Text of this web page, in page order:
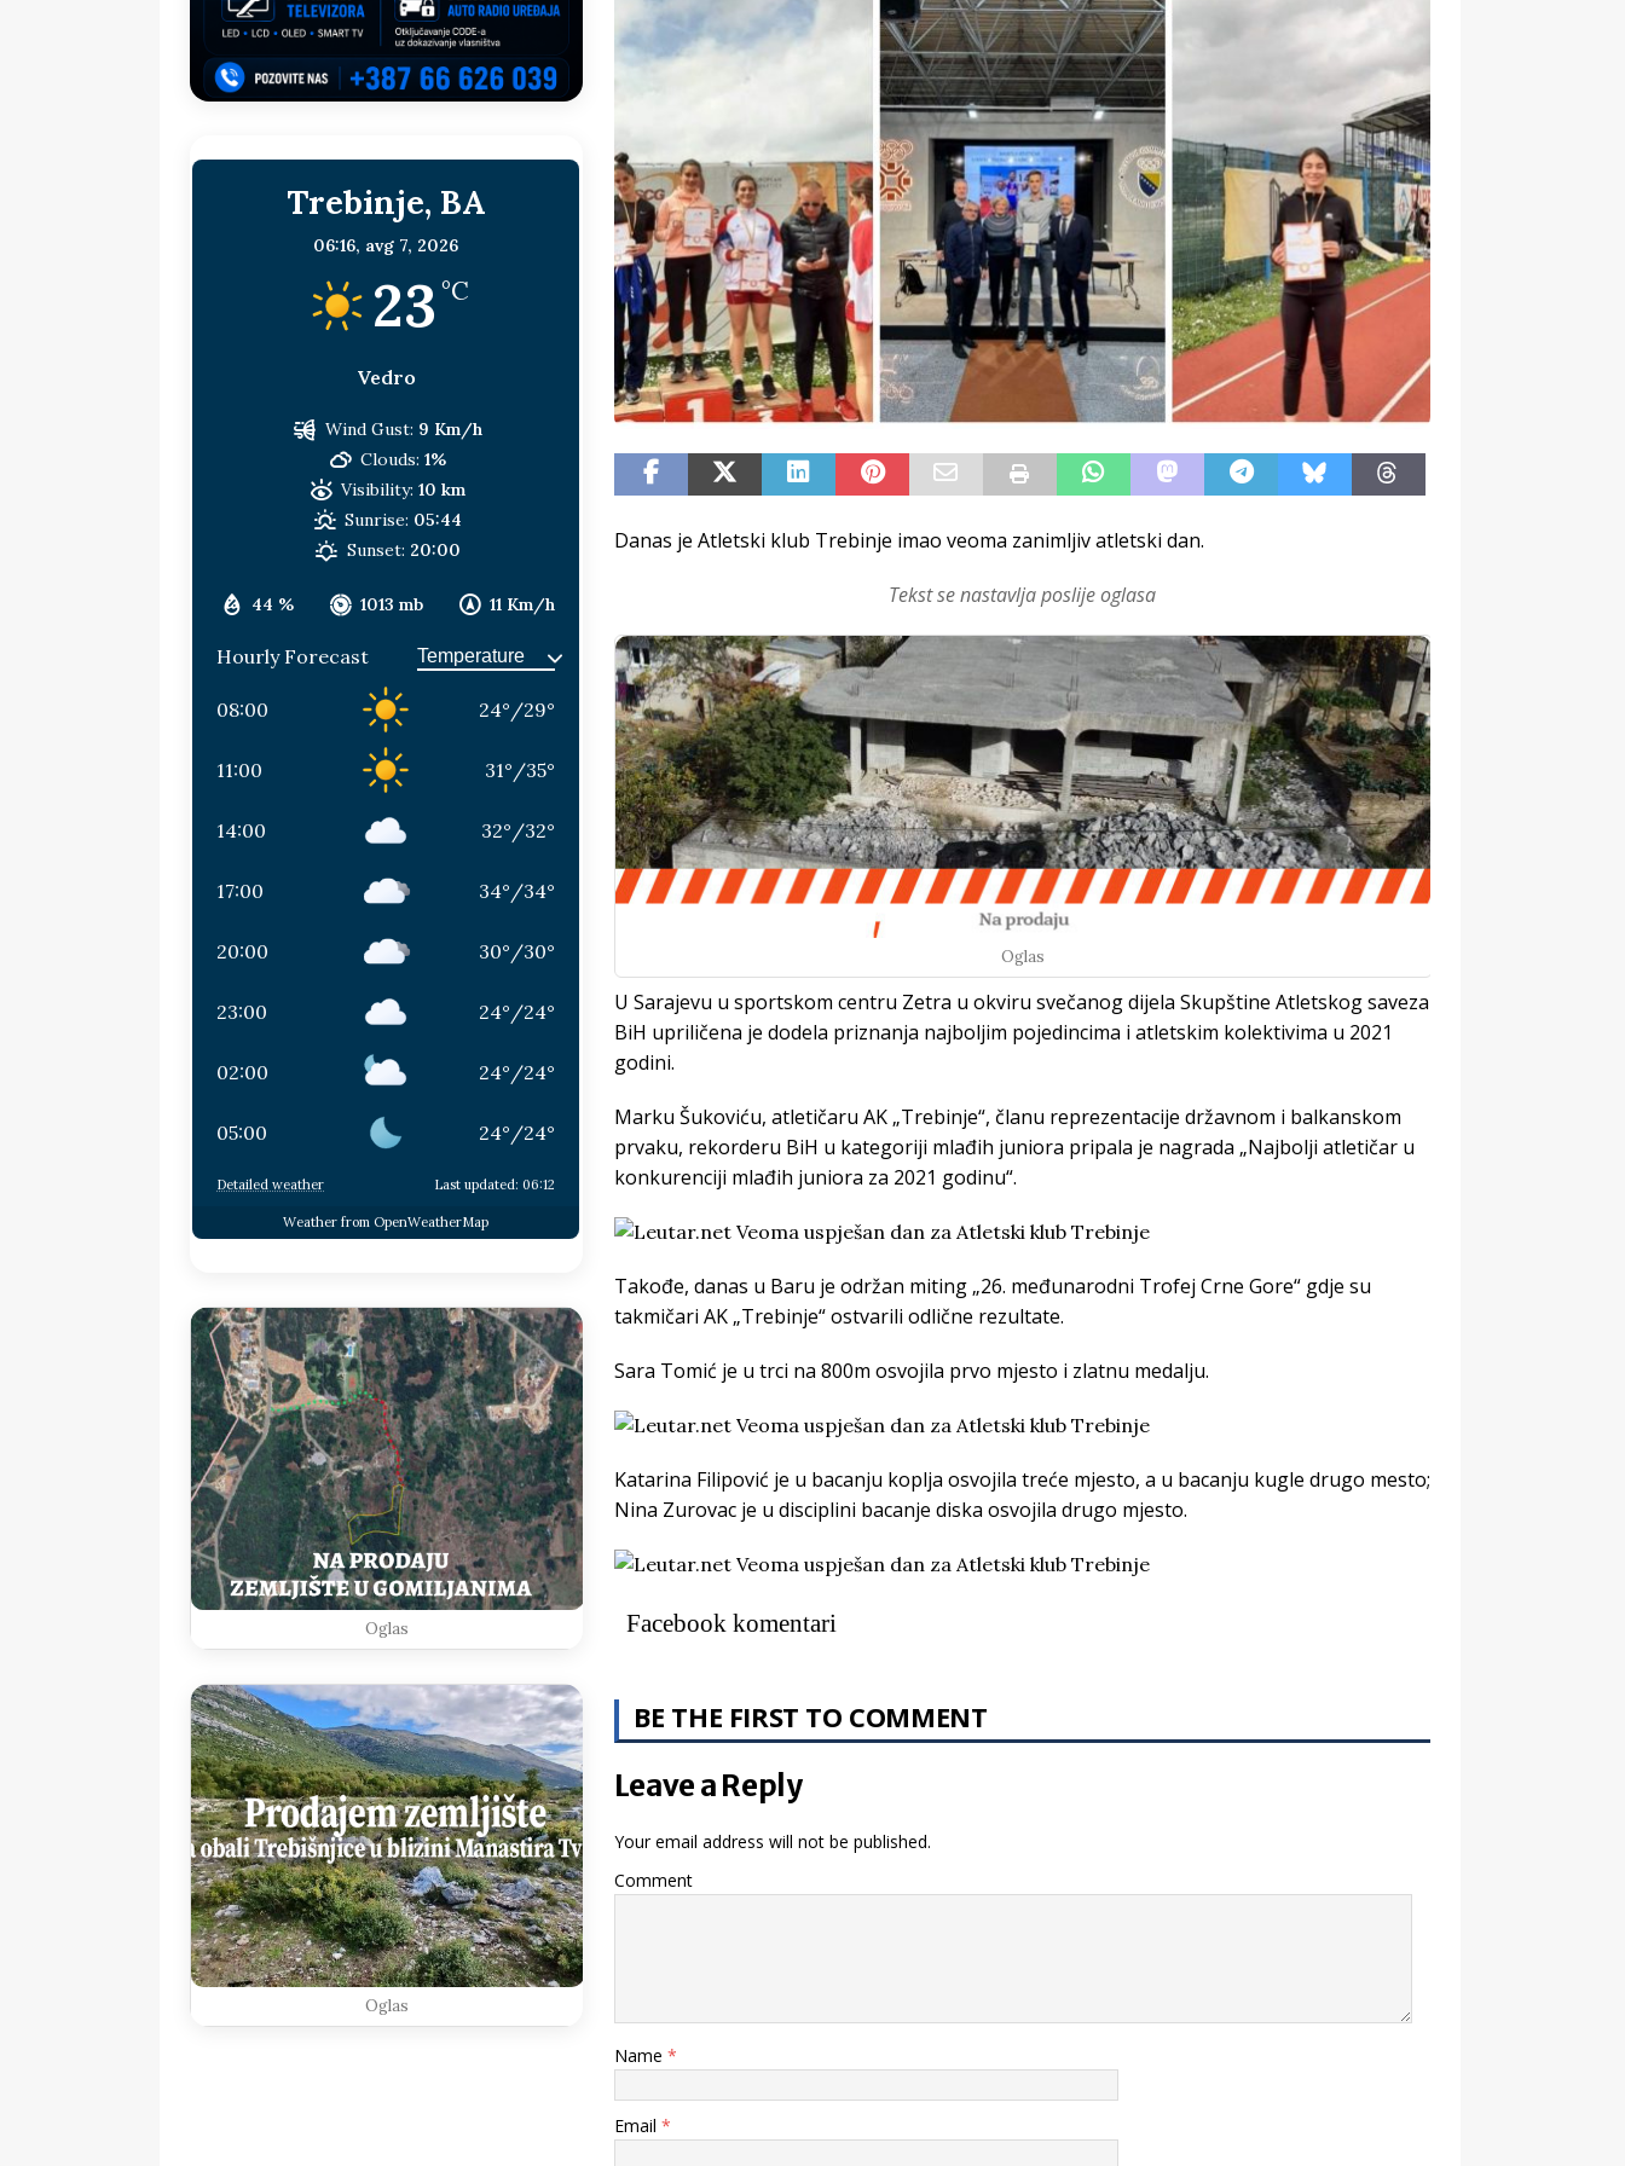
sljedeća meta!? BOSNA I HERCEGOVINA
[ 14. jul 2026. ] Budimiru je jako žao!
LIČNI STAV
[ 11. jul 2026. ] Ako se povučemo i sve im prepustimo, ostaće nam samo siledžije i tišina BOSNA I
HERCEGOVINA
[ 9. jul 2026. ] RTRS-u blokirani svi računi REPUBLIKA SRPSKA
[ 30. jul 2026. ] Uhapšen bivši gradonačelnik Splita, Željko Kerum SVIJET
Danas je Atletski klub Trebinje imao veoma zanimljiv atletski dan.
Tekst se nastavlja poslije oglasa
Oglas
U Sarajevu u sportskom centru Zetra u okviru svečanog dijela Skupštine Atletskog saveza
BiH upriličena je dodela priznanja najboljim pojedincima i atletskim kolektivima u 2021
godini.
Marku Šukoviću, atletičaru AK „Trebinje“, članu reprezentacije državnom i balkanskom
prvaku, rekorderu BiH u kategoriji mlađih juniora pripala je nagrada „Najbolji atletičar u
konkurenciji mlađih juniora za 2021 godinu“.
Takođe, danas u Baru je održan miting „26. međunarodni Trofej Crne Gore“ gdje su
takmičari AK „Trebinje“ ostvarili odlične rezultate.
Sara Tomić je u trci na 800m osvojila prvo mjesto i zlatnu medalju.
Katarina Filipović je u bacanju koplja osvojila treće mjesto, a u bacanju kugle drugo mesto;
Nina Zurovac je u disciplini bacanje diska osvojila drugo mjesto.
Facebook komentari
BE THE FIRST TO COMMENT
Leave a Reply
Your email address will not be published.
Comment
Name *
Email *
Trebinje, BA
06:16, avg 7, 2026
23 °C
Vedro
44 % 1013 mb 11 Km/h
Wind Gust: 9 Km/h
Clouds: 1%
Visibility: 10 km
Sunrise: 05:44
Sunset: 20:00
Hourly Forecast
08:00 24° /29°
11:00 31° /35°
14:00 32° /32°
17:00 34° /34°
20:00 30° /30°
23:00 24° /24°
02:00 24° /24°
05:00 24° /24°
Detailed weather Last updated: 06:12
Weather from OpenWeatherMap
Oglas
Oglas